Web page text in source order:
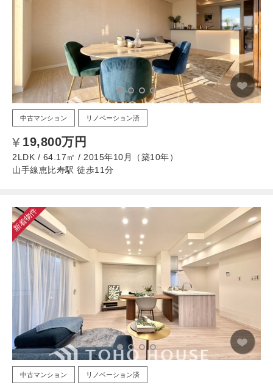
中古マンション リノベーション済
19,800万円
2LDK / 64.17㎡ / 2015年10月（築10年）
山手線恵比寿駅 徒歩11分
新着物件
中古マンション リノベーション済